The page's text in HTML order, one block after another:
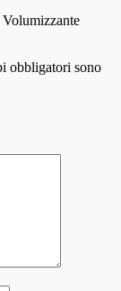
obbligatori sono